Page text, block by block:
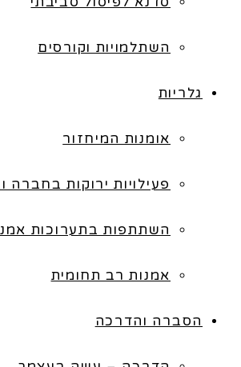
השתלמויות וקורסים
גלריות
אומנות המיחזור
פעילויות ירוקות בחברה
השתתפות בתערוכות
אמנות רב תחומית
הסברה והדרכה